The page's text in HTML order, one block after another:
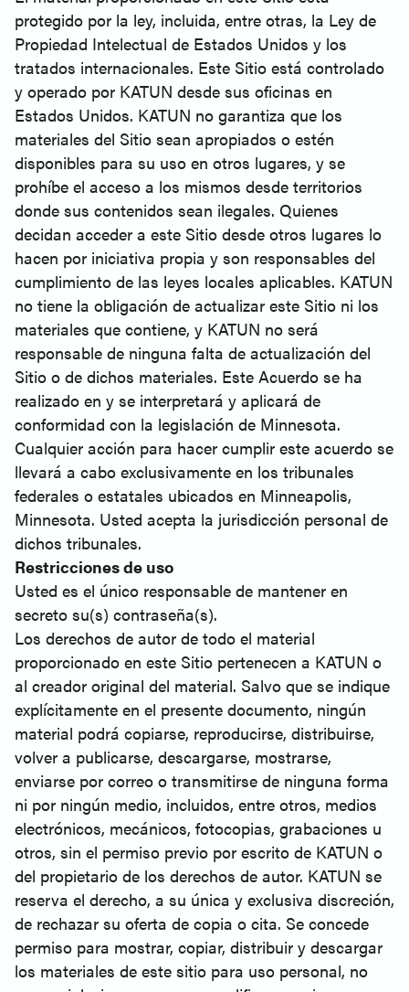
protegido por la ley, incluida, entre otras, la Ley de
Propiedad Intelectual de Estados Unidos y los
tratados internacionales. Este Sitio está controlado
y operado por KATUN desde sus oficinas en
Estados Unidos. KATUN no garantiza que los
materiales del Sitio sean apropiados o estén
disponibles para su uso en otros lugares, y se
prohíbe el acceso a los mismos desde territorios
donde sus contenidos sean ilegales. Quienes
decidan acceder a este Sitio desde otros lugares lo
hacen por iniciativa propia y son responsables del
cumplimiento de las leyes locales aplicables. KATUN
no tiene la obligación de actualizar este Sitio ni los
materiales que contiene, y KATUN no será
responsable de ninguna falta de actualización del
Sitio o de dichos materiales. Este Acuerdo se ha
realizado en y se interpretará y aplicará de
conformidad con la legislación de Minnesota.
Cualquier acción para hacer cumplir este acuerdo se
llevará a cabo exclusivamente en los tribunales
federales o estatales ubicados en Minneapolis,
Minnesota. Usted acepta la jurisdicción personal de
dichos tribunales.
Restricciones de uso
Usted es el único responsable de mantener en
secreto su(s) contraseña(s).
Los derechos de autor de todo el material
proporcionado en este Sitio pertenecen a KATUN o
al creador original del material. Salvo que se indique
explícitamente en el presente documento, ningún
material podrá copiarse, reproducirse, distribuirse,
volver a publicarse, descargarse, mostrarse,
enviarse por correo o transmitirse de ninguna forma
ni por ningún medio, incluidos, entre otros, medios
electrónicos, mecánicos, fotocopias, grabaciones u
otros, sin el permiso previo por escrito de KATUN o
del propietario de los derechos de autor. KATUN se
reserva el derecho, a su única y exclusiva discreción,
de rechazar su oferta de copia o cita. Se concede
permiso para mostrar, copiar, distribuir y descargar
los materiales de este sitio para uso personal, no